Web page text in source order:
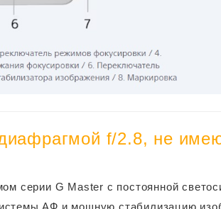
f/2.8, не
серии G Master с постоянной